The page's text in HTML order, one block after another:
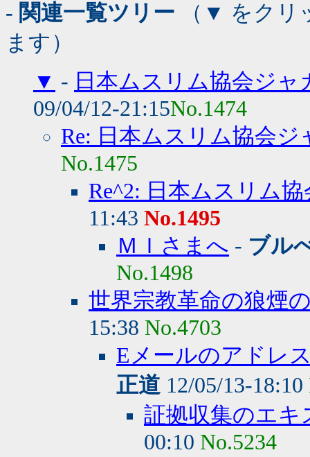
- 関連一覧ツリー （▼ をクリ
ます）
▼ - 日本ムスリム協会ジャ
09/04/12-21:15No.1474
Re: 日本ムスリム協会
No.1475
Re^2: 日本ムスリム
11:43 No.1495
ＭＩさまへ - ブル
No.1498
世界宗教革命の狼煙
15:38 No.4703
Eメールのアドレ
正道12/05/13-18:10
証拠収集のエキ
00:10 No.5234